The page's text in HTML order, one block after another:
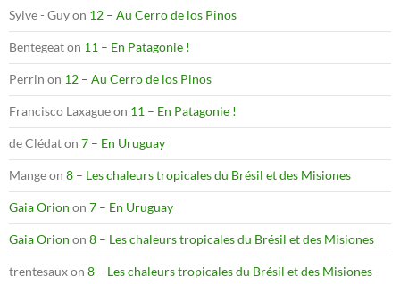
Sylve - Guyon 12 – Au Cerro de los Pinos
Bentegeaton 11 – En Patagonie !
Perrin on 12 – Au Cerro de los Pinos
Francisco Laxagueon 11 – En Patagonie !
de Clédaton 7 – En Uruguay
Mangeon 8 – Les chaleurs tropicales du Brésil et des Misiones
Gaia Orion on 7 – En Uruguay
Gaia Orion on 8 – Les chaleurs tropicales du Brésil et des Misiones
trentesauxon 8 – Les chaleurs tropicales du Brésil et des Misiones